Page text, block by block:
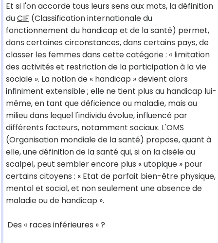
Et si l'on accorde tous leurs sens aux mots, la définition
duCIF (Classification internationale du
fonctionnement du handicap et de la santé) permet,
dans certaines circonstances, dans certains pays, de
classer les femmes dans cette catégorie : « limitation
des activités et restriction de la participation à la vie
sociale ». La notion de « handicap » devient alors
infiniment extensible ; elle ne tient plus au handicap lui-
même, en tant que déficience ou maladie, mais au
milieu dans lequel l'individu évolue, influencé par
différents facteurs, notamment sociaux. L'OMS
(Organisation mondiale de la santé) propose, quant à
elle, une définition de la santé qui, si on la cisèle au
scalpel, peut sembler encore plus « utopique » pour
certains citoyens : « Etat de parfait bien-être physique,
mental et social, et non seulement une absence de
maladie ou de handicap ».
Des « races inférieures » ?